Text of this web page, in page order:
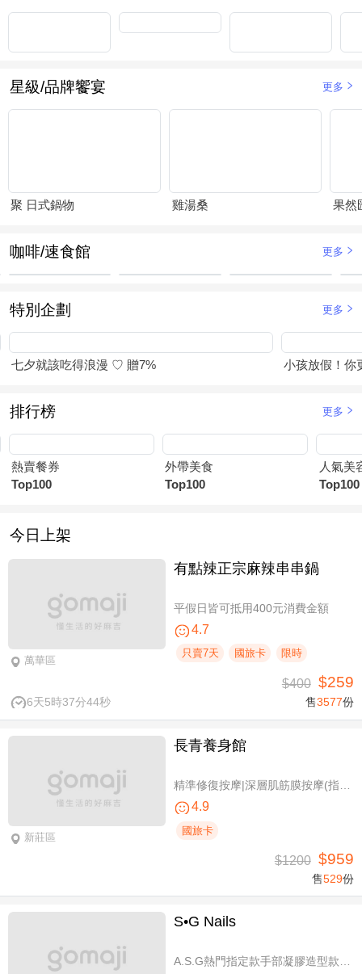
星級/品牌饗宴 更多
聚 日式鍋物 雞湯桑 果然
咖啡/速食館 更多
特別企劃 更多
七夕就該吃得浪漫 ♡ 贈7% 小孩放假！你
排行榜 更多
熱賣餐券
Top100
外帶美食
Top100
人氣美
Top100
今日上架
萬華區
有點辣正宗麻辣串串鍋
平假日皆可抵用400元消費金額
4.7
只賣7天 國旅卡 限時
6天5時37分43秒
$400 $259
售3577份
新莊區
長青養身館
4.9
國旅卡
$1200 $959
售529份
S•G Nails
A.S.G熱門指定款手部凝膠造型款110選1+輕保養(款式不定期更換，可換色) / B.約會過節好心情S.G 風格系-足部凝膠造型款110選1+輕保養(款式不定期更換，可換色) / C.簡簡單單好穿搭！手部凝膠上色+輕保養 / D.脫掉襪子不尷尬！足部凝膠上色+輕保養